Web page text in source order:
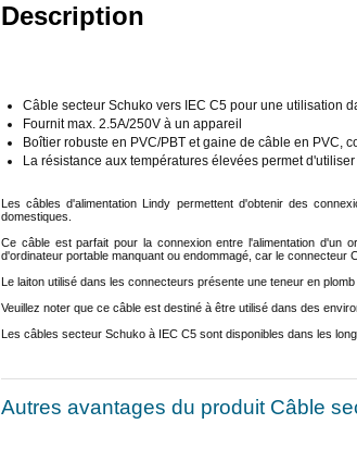
Description
Câble secteur Schuko vers IEC C5 pour une utilisation
Fournit max. 2.5A/250V à un appareil
Boîtier robuste en PVC/PBT et gaine de câble en PVC,
La résistance aux températures élevées permet
Les câbles d'alimentation Lindy permettent d'obtenir des
domestiques.
Ce câble est parfait pour la connexion entre l'alimentation d'un
d'ordinateur portable manquant ou endommagé, car le connecteur
Le laiton utilisé dans les connecteurs présente une teneur en
Veuillez noter que ce câble est destiné à être utilisé dans des
Les câbles secteur Schuko à IEC C5 sont disponibles dans les
Autres avantages du produit Câble